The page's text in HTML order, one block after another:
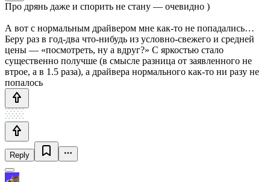
Про дрянь даже и спорить не стану — очевидно )
А вот с нормальным драйвером мне как-то не попадались…
Беру раз в год-два что-нибудь из условно-свежего и средней
цены — «посмотреть, ну а вдруг?» С яркостью стало
существенно получше (в смысле разница от заявленного не
втрое, а в 1.5 раза), а драйвера нормального как-то ни разу не
попалось
Reply